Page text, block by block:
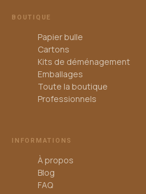
BOUTIQUE
Papier bulle
Cartons
Kits de déménagement
Emballages
Toute la boutique
Professionnels
INFORMATIONS
À propos
Blog
FAQ